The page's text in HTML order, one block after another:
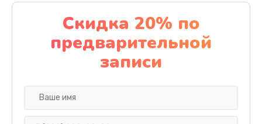
Замена материнской платы
1100 руб.
Заказать
Скидка 20% по
предварительной
записи